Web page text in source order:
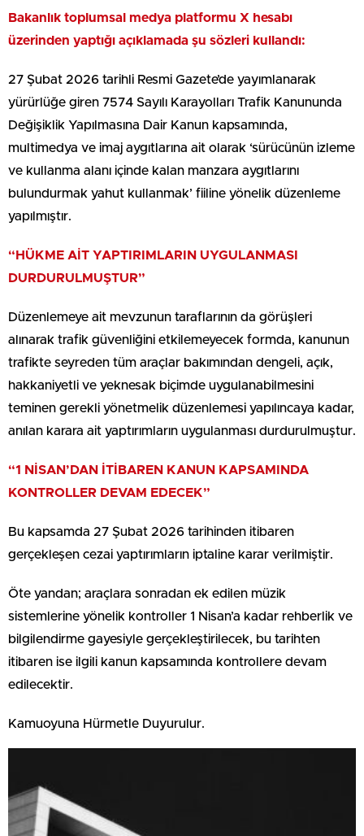
Bakanlık toplumsal medya platformu X hesabı
üzerinden yaptığı açıklamada şu sözleri kullandı:
27 Şubat 2026 tarihli Resmi Gazete’de yayımlanarak
yürürlüğe giren 7574 Sayılı Karayolları Trafik Kanununda
Değişiklik Yapılmasına Dair Kanun kapsamında,
multimedya ve imaj aygıtlarına ait olarak ‘sürücünün izleme
ve kullanma alanı içinde kalan manzara aygıtlarını
bulundurmak yahut kullanmak’ fiiline yönelik düzenleme
yapılmıştır.
“HÜKME AİT YAPTIRIMLARIN UYGULANMASI
DURDURULMUŞTUR”
Düzenlemeye ait mevzunun taraflarının da görüşleri
alınarak trafik güvenliğini etkilemeyecek formda, kanunun
trafikte seyreden tüm araçlar bakımından dengeli, açık,
hakkaniyetli ve yeknesak biçimde uygulanabilmesini
teminen gerekli yönetmelik düzenlemesi yapılıncaya kadar,
anılan karara ait yaptırımların uygulanması durdurulmuştur.
“1 NİSAN’DAN İTİBAREN KANUN KAPSAMINDA
KONTROLLER DEVAM EDECEK”
Bu kapsamda 27 Şubat 2026 tarihinden itibaren
gerçekleşen cezai yaptırımların iptaline karar verilmiştir.
Öte yandan; araçlara sonradan ek edilen müzik
sistemlerine yönelik kontroller 1 Nisan’a kadar rehberlik ve
bilgilendirme gayesiyle gerçekleştirilecek, bu tarihten
itibaren ise ilgili kanun kapsamında kontrollere devam
edilecektir.
Kamuoyuna Hürmetle Duyurulur.